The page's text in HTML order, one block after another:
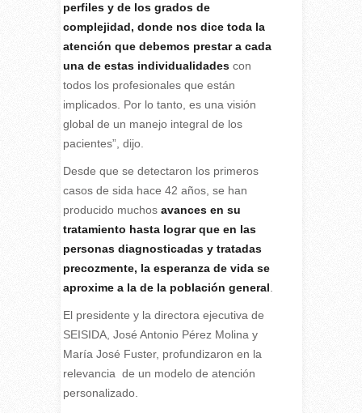
perfiles y de los grados de
complejidad, donde nos dice toda la
atención que debemos prestar a cada
una de estas individualidades con
todos los profesionales que están
implicados. Por lo tanto, es una visión
global de un manejo integral de los
pacientes”, dijo.
Desde que se detectaron los primeros
casos de sida hace 42 años, se han
producido muchos avances en su
tratamiento hasta lograr que en las
personas diagnosticadas y tratadas
precozmente, la esperanza de vida se
aproxime a la de la población general
El presidente y la directora ejecutiva de
SEISIDA, José Antonio Pérez Molina y
María José Fuster, profundizaron en la
relevancia de un modelo de atención
personalizado.